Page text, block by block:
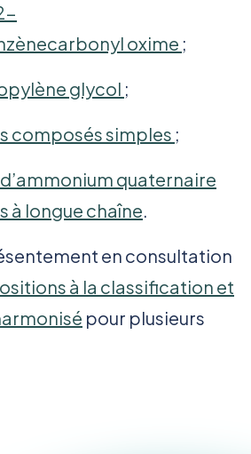
oxime ;
glycol ;
composés simples ;
quaternaire
à longue chaîne.
en consultation
à la classification et
pour plusieurs